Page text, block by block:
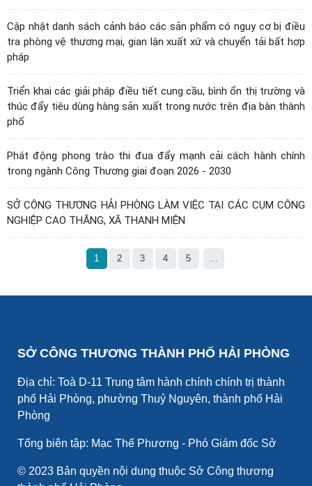
Cập nhật danh sách cảnh báo các sản phẩm có nguy cơ bị điều
tra phòng vệ thương mại, gian lận xuất xứ và chuyển tải bất hợp
pháp
Triển khai các giải pháp điều tiết cung cầu, bình ổn thị trường và
thúc đẩy tiêu dùng hàng sản xuất trong nước trên địa bàn thành
phố
Phát động phong trào thi đua đẩy mạnh cải cách hành chính
trong ngành Công Thương giai đoạn 2026 - 2030
SỞ CÔNG THƯƠNG HẢI PHÒNG LÀM VIỆC TẠI CÁC CỤM CÔNG
NGHIỆP CAO THẮNG, XÃ THANH MIỆN
1 2 3 4 5 ...
SỞ CÔNG THƯƠNG THÀNH PHỐ HẢI PHÒNG
Địa chỉ: Toà D-11 Trung tâm hành chính chính trị thành
phố Hải Phòng, phường Thuỷ Nguyên, thành phố Hải
Phòng
Tổng biên tập: Mạc Thế Phương - Phó Giám đốc Sở
© 2023 Bản quyền nội dung thuộc Sở Công thương